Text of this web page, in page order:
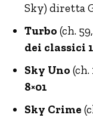
Sky) diretta
Turbo (ch.
dei classici
Sky Uno (ch.
8×01
Sky Crime